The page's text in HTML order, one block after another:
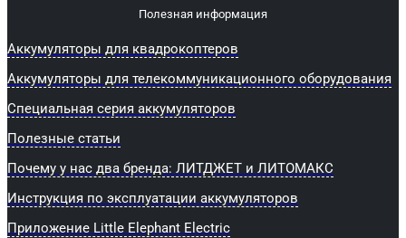
Полезная информация
Аккумуляторы для квадрокоптеров
Аккумуляторы для телекоммуникационного оборудования
Специальная серия аккумуляторов
Полезные статьи
Почему у нас два бренда: ЛИТДЖЕТ и ЛИТОМАКС
Инструкция по эксплуатации аккумуляторов
Приложение Little Elephant Electric